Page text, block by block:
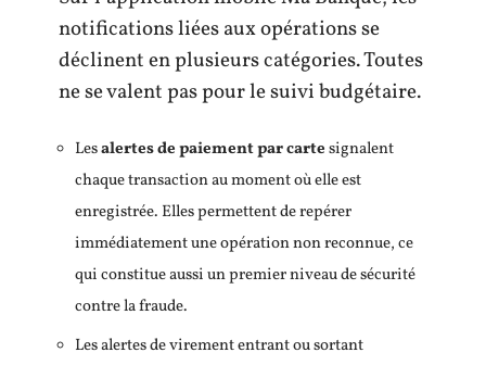
notifications liées aux opérations se
déclinent en plusieurs catégories. Toutes
ne se valent pas pour le suivi budgétaire.
Lesalertes de paiement par cartesignalent
chaque transaction au moment où elle est
enregistrée. Elles permettent de repérer
immédiatement une opération non reconnue, ce
qui constitue aussi un premier niveau de sécurité
contre la fraude.
Les alertes de virement entrant ou sortant